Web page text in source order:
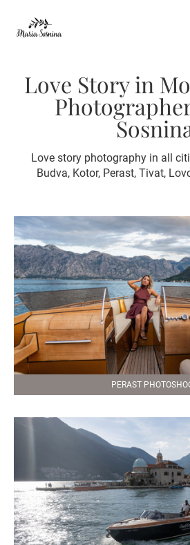
Love Story in
Love story photography in all
Budva, Kotor, Perast, Tivat,
PERAST